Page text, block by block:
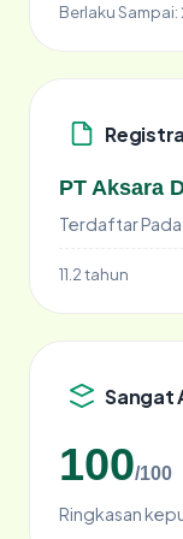
Berlaku Sampai:
PT Aksara
Terdaftar
11.2 tahun
Sangat
100/100
Ringkasan